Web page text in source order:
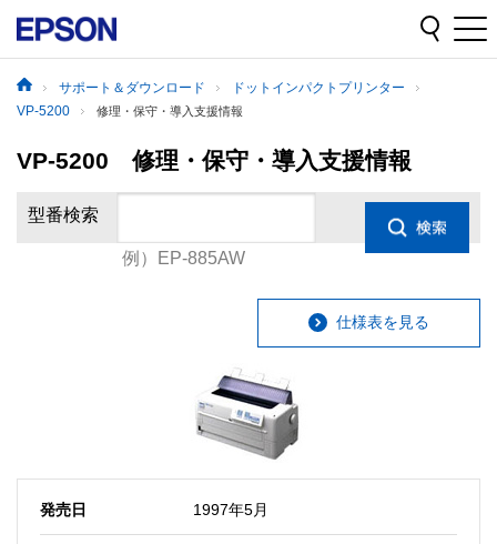
サポート＆ダウンロード
ドットインパクトプリンター
VP-5200
修理・保守・導入支援情報
VP-5200 修理・保守・導入支援情報
型番検索
例）EP-885AW
仕様表を見る
発売日 1997年5月